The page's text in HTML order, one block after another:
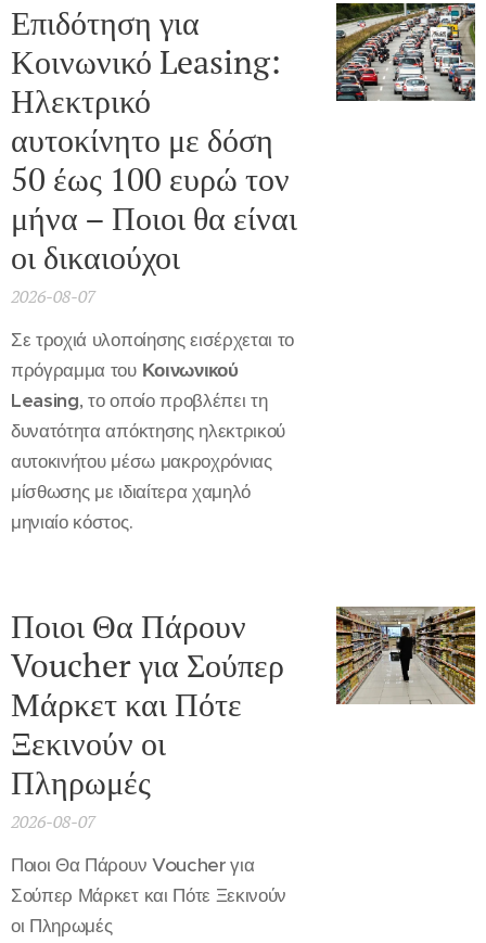
Επιδότηση για
Κοινωνικό Leasing:
Ηλεκτρικό
αυτοκίνητο με δόση
50 έως 100 ευρώ τον
μήνα – Ποιοι θα είναι
οι δικαιούχοι
2026-08-07
Σε τροχιά υλοποίησης εισέρχεται το
πρόγραμμα του Κοινωνικού
Leasing, το οποίο προβλέπει τη
δυνατότητα απόκτησης ηλεκτρικού
αυτοκινήτου μέσω μακροχρόνιας
μίσθωσης με ιδιαίτερα χαμηλό
μηνιαίο κόστος.
Ποιοι Θα Πάρουν
Voucher για Σούπερ
Μάρκετ και Πότε
Ξεκινούν οι
Πληρωμές
2026-08-07
Ποιοι Θα Πάρουν Voucher για
Σούπερ Μάρκετ και Πότε Ξεκινούν
οι Πληρωμές